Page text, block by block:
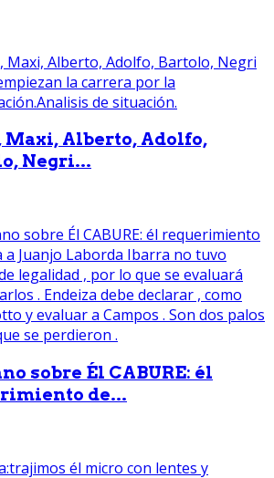
Maxi, Alberto, Adolfo,
Negri...
sobre Él CABURE: él
de...